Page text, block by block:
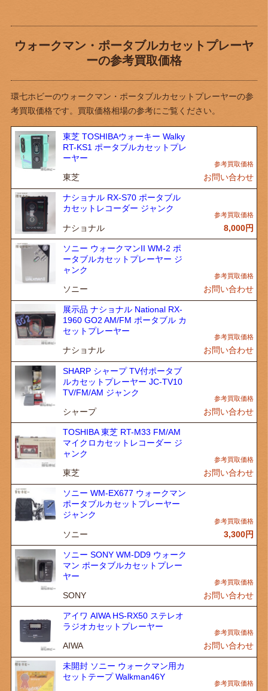
ウォークマン・ポータブルカセットプレーヤ
ーの参考買取価格
環七ホビーのウォークマン・ポータブルカセットプレーヤーの参
考買取価格です。買取価格相場の参考にご覧ください。
東芝 TOSHIBAウォーキー Walky
RT-KS1 ポータブルカセットプレ
ーヤー
東芝 お問い合わせ
ナショナル RX-S70 ポータブル
カセットレコーダー ジャンク
ナショナル 8,000円
ソニー ウォークマンII WM-2 ポ
ータブルカセットプレーヤー ジ
ャンク
ソニー お問い合わせ
展示品 ナショナル National RX-
1960 GO2 AM/FM ポータブル カ
セットプレーヤー
ナショナル お問い合わせ
SHARP シャープ TV付ポータブ
ルカセットプレーヤー JC-TV10
TV/FM/AM ジャンク
シャープ お問い合わせ
TOSHIBA 東芝 RT-M33 FM/AM
マイクロカセットレコーダー ジ
ャンク
東芝 お問い合わせ
ソニー WM-EX677 ウォークマン
ポータブルカセットプレーヤー
ジャンク
ソニー 3,300円
ソニー SONY WM-DD9 ウォーク
マン ポータブルカセットプレー
ヤー
SONY お問い合わせ
アイワ AIWA HS-RX50 ステレオ
ラジオカセットプレーヤー
AIWA お問い合わせ
未開封 ソニー ウォークマン用カ
セットテープ Walkman46Y